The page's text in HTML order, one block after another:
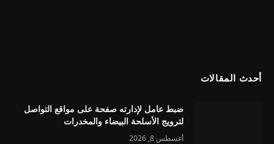
أحدث المقالات
ضبط عامل لإدارته صفحة على مواقع التواصل
لترويج الأسلحة البيضاء والمخدرات
أغسطس 8, 2026